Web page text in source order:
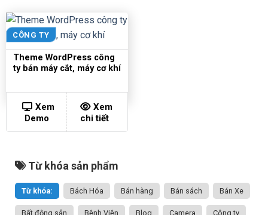
CÔNG TY
Theme WordPress công
ty bán máy cắt, máy cơ khí
Xem
Demo
Xem
chi tiết
Từ khóa sản phẩm
Từ khóa: Bách Hóa Bán hàng Bán sách Bán Xe
Bất động sản Bệnh Viện Blog Camera Công ty